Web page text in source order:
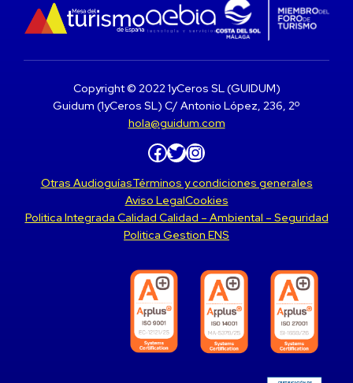
Copyright © 2022 1yCeros SL (GUIDUM)
Guidum (1yCeros SL) C/ Antonio López, 236, 2º
hola@guidum.com
Facebook Twitter Instagram
Otras AudioguíasTérminos y condiciones generales
Aviso LegalCookies
Politica Integrada Calidad Calidad – Ambiental – Seguridad
Politica Gestion ENS